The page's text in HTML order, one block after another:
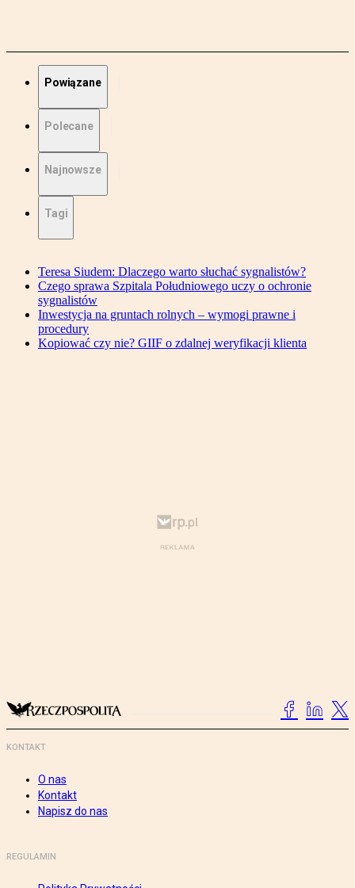
Powiązane
Polecane
Najnowsze
Tagi
Teresa Siudem: Dlaczego warto słuchać sygnalistów?
Czego sprawa Szpitala Południowego uczy o ochronie
sygnalistów
Inwestycja na gruntach rolnych – wymogi prawne i
procedury
Kopiować czy nie? GIIF o zdalnej weryfikacji klienta
KONTAKT
O nas
Kontakt
Napisz do nas
REGULAMIN